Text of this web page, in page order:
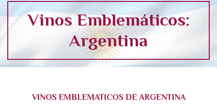
Vinos Emblemáticos:
Argentina
VINOS EMBLEMATICOS DE ARGENTINA